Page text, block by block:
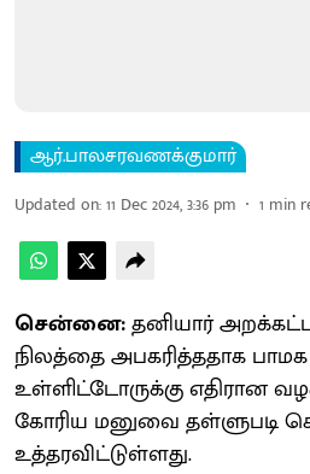
ஆர்.பாலசரவணக்குமார்
Updated on:11 Dec 2024, 3:36 pm 1 min
சென்னை:தனியார்
நிலத்தை அபகரித்ததாக
உள்ளிட்டோருக்கு எதிரான
கோரிய மனுவை தள்ளுபடி
உத்தரவிட்டுள்ளது.